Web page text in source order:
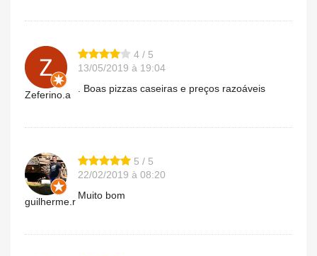
Zeferino.a
4 / 5
13/05/2019 à 19:04
. Boas pizzas caseiras e preços razoáveis
guilherme.r
5 / 5
22/02/2019 à 08:20
Muito bom